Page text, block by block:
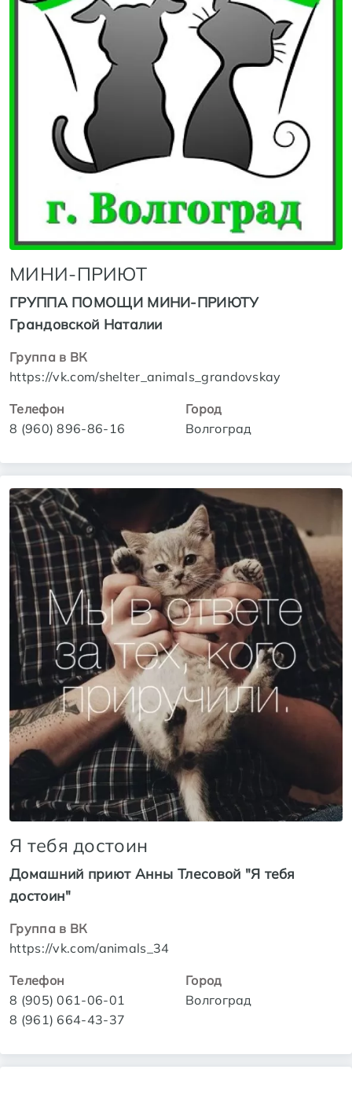
МИНИ-ПРИЮТ
ГРУППА ПОМОЩИ МИНИ-ПРИЮТУ
Грандовской Наталии
Группа в ВК
https://vk.com/shelter_animals_grandovskay
Телефон
8 (960) 896-86-16
Город
Волгоград
Я тебя достоин
Домашний приют Анны Тлесовой "Я тебя
достоин"
Группа в ВК
https://vk.com/animals_34
Телефон
8 (905) 061-06-01
8 (961) 664-43-37
Город
Волгоград